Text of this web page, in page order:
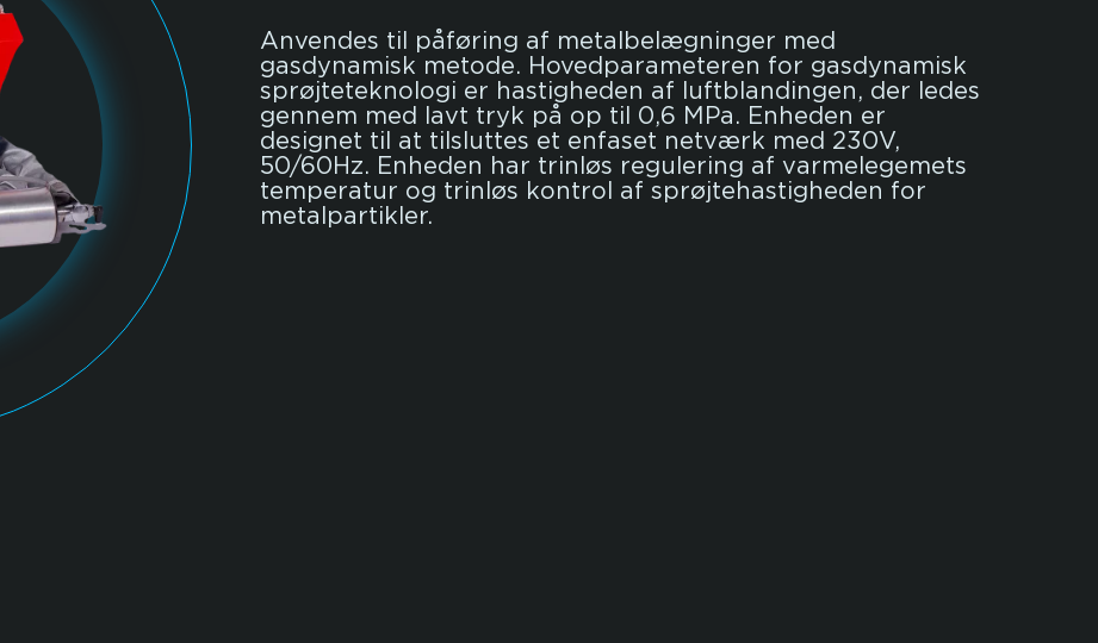
Anvendes til påføring af metalbelægninger med
gasdynamisk metode. Hovedparameteren for gasdynamisk
sprøjteteknologi er hastigheden af luftblandingen, der ledes
gennem med lavt tryk på op til 0,6 MPa. Enheden er
designet til at tilsluttes et enfaset netværk med 230V,
50/60Hz. Enheden har trinløs regulering af varmelegemets
temperatur og trinløs kontrol af sprøjtehastigheden for
metalpartikler.